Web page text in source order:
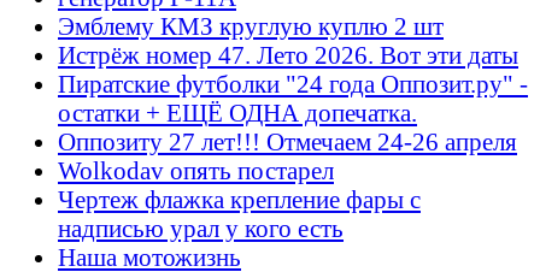
Эмблему КМЗ круглую куплю 2 шт
Истрёж номер 47. Лето 2026. Вот эти даты
Пиратские футболки "24 года Оппозит.ру" -
остатки + ЕЩЁ ОДНА допечатка.
Оппозиту 27 лет!!! Отмечаем 24-26 апреля
Wolkodav опять постарел
Чертеж флажка крепление фары с
надписью урал у кого есть
Наша мотожизнь